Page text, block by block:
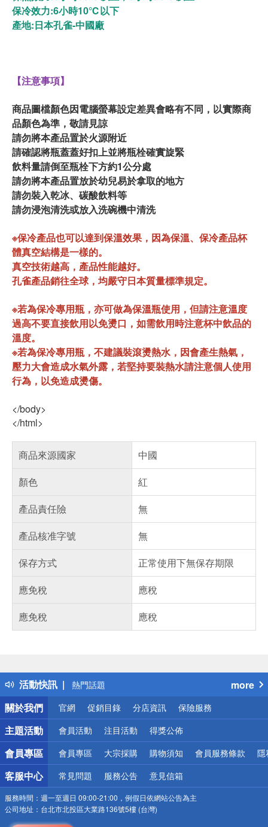
保冷效力:6小時10℃以下
產地:日本孔雀-中國廠
【注意事項】
商品圖檔顏色因電腦螢幕設定差異會略有不同，以實際商
品顏色為準，敬請見諒
請勿將本產品置於火源附近
請確認將瓶蓋蓋好扣上並將瓶栓確實旋緊
飲料量請倒至瓶栓下方約1公分處
請勿將本產品置放於幼兒易於拿取的地方
請勿裝入乾冰、碳酸飲料等
請勿浸泡清洗或放入洗碗機中清洗
※保冷產品也可以達到保溫效果，因為保溫、保冷產品杯
體真空結構是一樣的。
真空技術越高，產品性能越好。
孔雀產品銷往全球，均嚴守日本質量標準規定。
※若為保冷專用瓶，亦可做為保溫瓶使用，但請注意溫度
過高不要直接飲用以免燙口，如需飲用時注意杯中飲品的
溫度。
※若為保冷專用瓶，不建議裝滾燙熱水，因會產生熱氣，
壓力大會造成水氣外露，若堅持要裝熱水請注意個人使用
行為，以免造成燙傷。
</body>
</html>
商品來源國家
中國
顏色
紅
產品責任險
無
產品核准字號
無
保存方式
正常使用下無保存期限
應免稅
應稅
應免稅
應稅
活動快訊
偏遠地區配送
熱門話題
銀行優惠
偏遠地區配送
詐騙網頁！請小心！
more
關於我們
官網 促銷目錄 分店資訊 保險服務
主題活動 會員活動 注目活動 得獎公佈
會員專區 會員專區 大宗採購 購物須知 會員服務條款 隱
客服中心 常見問題 服務公告 意見信箱
服務時間： 週一至週日 09:00-21:00，例假日依網站公告為主
公司地址： 台北市北投區大業路136號5樓 (台灣)